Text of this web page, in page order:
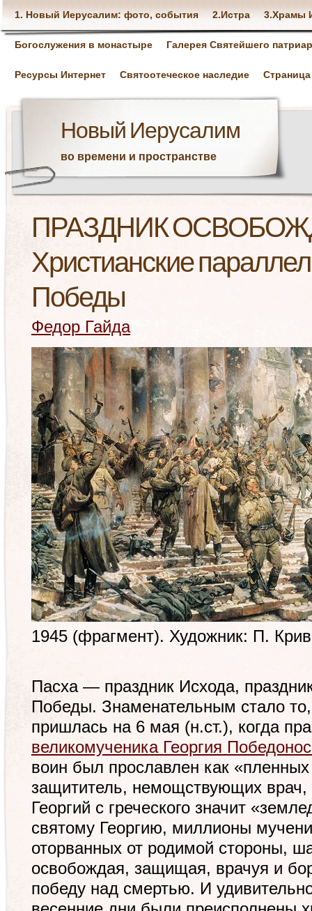
1. Новый Иерусалим: фото, события 2.Истра 3.Храмы
Богослужения в монастыре Галерея Святейшего
Ресурсы Интернет Святоотеческое наследие
Новый Иерусалим
во времени и пространстве
ПРАЗДНИК
Христианские
Победы
Федор Гайда
1945 (фрагмент). Художник: П.
Пасха — праздник Исхода,
Победы. Знаменательным стало
пришлась на 6 мая (н.ст.), когда
великомученика Георгия
воин был прославлен как
защититель, немощствующих
Георгий с греческого значит
святому Георгию, миллионы
оторванных от родимой стороны,
освобождая, защищая, врачуя и
победу над смертью. И